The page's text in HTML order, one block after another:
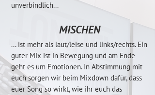
unverbindlich...
MISCHEN
... ist mehr als laut/leise und links/rechts. Ein
guter Mix ist in Bewegung und am Ende
geht es um Emotionen. In Abstimmung mit
euch sorgen wir beim Mixdown dafür, dass
euer Song so wirkt, wie ihr euch das